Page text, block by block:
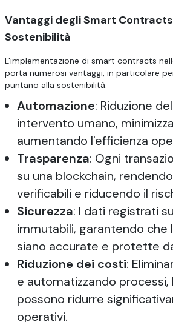
Vantaggi degli Smart
Sostenibilità
L'implementazione di smart contracts
porta numerosi vantaggi, in particolare
puntano alla sostenibilità.
Automazione: Riduzione
intervento umano,
aumentando l'efficienza
Trasparenza: Ogni
su una blockchain,
verificabili e riducendo il
Sicurezza: I dati registrati
immutabili, garantendo che
siano accurate e protette
Riduzione dei costi:
e automatizzando processi,
possono ridurre
operativi.